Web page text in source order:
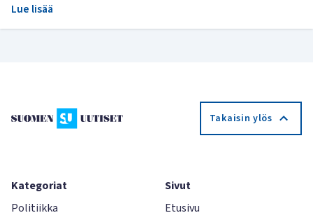
Lue lisää
Takaisin ylös
Kategoriat
Politiikka
Sivut
Etusivu